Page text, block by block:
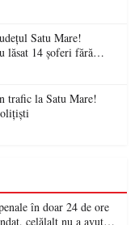
Satu Mare!
lăsat 14 șoferi fără
trafic la Satu Mare!
în doar 24 de ore
celălalt nu a avut